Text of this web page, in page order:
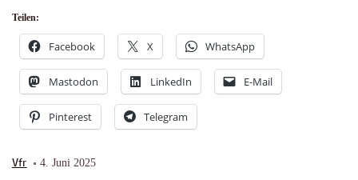
Teilen:
Facebook X WhatsApp
Mastodon LinkedIn E-Mail
Pinterest Telegram
Vfr 4. Juni 2025